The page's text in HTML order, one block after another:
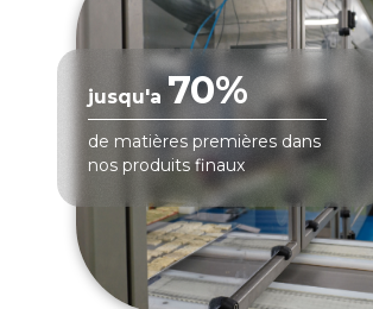
jusqu'a 70%
de matières premières dans
nos produits finaux